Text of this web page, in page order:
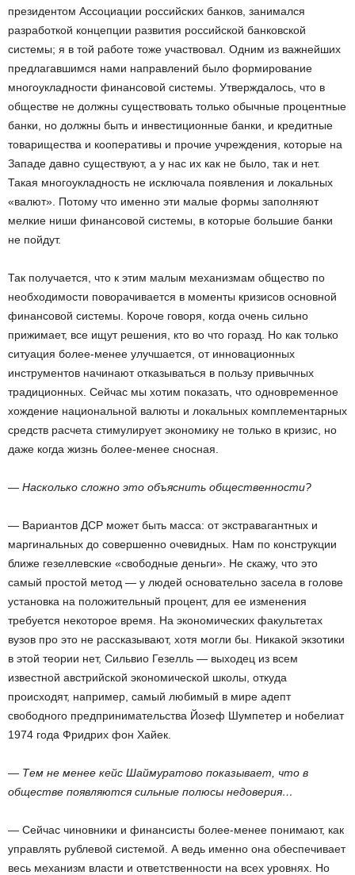
президентом Ассоциации российских банков, занимался
разработкой концепции развития российской банковской
системы; я в той работе тоже участвовал. Одним из важнейших
предлагавшимся нами направлений было формирование
много­укладности финансовой системы. Утверждалось, что в
обществе не должны существовать только обычные процентные
банки, но должны быть и инвестиционные банки, и кредитные
товарищества и кооперативы и прочие учреждения, которые на
Западе давно существуют, а у нас их как не было, так и нет.
Такая многоукладность не исключала появления и локальных
«валют». Потому что именно эти малые формы заполняют
мелкие ниши финансовой системы, в которые большие банки
не пойдут.
Так получается, что к этим малым механизмам общество по
необходимости поворачивается в моменты кризисов основной
финансовой системы. Короче говоря, когда очень сильно
прижимает, все ищут решения, кто во что горазд. Но как только
ситуация более-менее улучшается, от инновационных
инструментов начинают отказываться в пользу привычных
традиционных. Сейчас мы хотим показать, что одновременное
хождение национальной валюты и локальных комплементарных
средств расчета стимулирует экономику не только в кризис, но
даже когда жизнь более-менее сносная.
— Насколько сложно это объяснить общественности?
— Вариантов ДСР может быть масса: от экстравагантных и
маргинальных до совершенно очевидных. Нам по конструкции
ближе гезеллевские «свободные деньги». Не скажу, что это
самый простой метод — у людей основательно засела в голове
установка на положительный процент, для ее изменения
требуется некоторое время. На экономических факультетах
вузов про это не рассказывают, хотя могли бы. Никакой экзотики
в этой теории нет, Сильвио Гезелль — выходец из всем
известной австрийской экономической школы, откуда
происходят, например, самый любимый в мире адепт
свободного предпринимательства Йозеф Шумпетер и нобелиат
1974 года Фридрих фон Хайек.
— Тем не менее кейс Шаймуратово показывает, что в
обществе появляются сильные полюсы недоверия…
— Сейчас чиновники и финансисты более-менее понимают, как
управлять рублевой системой. А ведь именно она обеспечивает
весь механизм власти и ответственности на всех уровнях. Но